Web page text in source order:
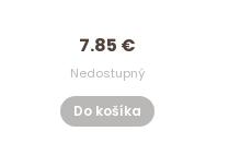
7.85 €
Nedostupný
Do košíka